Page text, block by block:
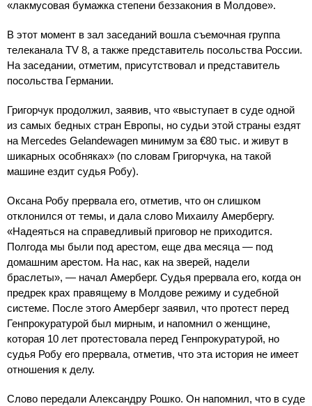
«лакмусовая бумажка степени беззакония в Молдове».
В этот момент в зал заседаний вошла съемочная группа
телеканала TV 8, а также представитель посольства России.
На заседании, отметим, присутствовал и представитель
посольства Германии.
Григорчук продолжил, заявив, что «выступает в суде одной
из самых бедных стран Европы, но судьи этой страны ездят
на Mercedes Gelandewagen минимум за €80 тыс. и живут в
шикарных особняках» (по словам Григорчука, на такой
машине ездит судья Робу).
Оксана Робу прервала его, отметив, что он слишком
отклонился от темы, и дала слово Михаилу Амербергу.
«Надеяться на справедливый приговор не приходится.
Полгода мы были под арестом, еще два месяца — под
домашним арестом. На нас, как на зверей, надели
браслеты», — начал Амерберг. Судья прервала его, когда он
предрек крах правящему в Молдове режиму и судебной
системе. После этого Амерберг заявил, что протест перед
Генпрокуратурой был мирным, и напомнил о женщине,
которая 10 лет протестовала перед Генпрокуратурой, но
судья Робу его прервала, отметив, что эта история не имеет
отношения к делу.
Слово передали Александру Рошко. Он напомнил, что в суде